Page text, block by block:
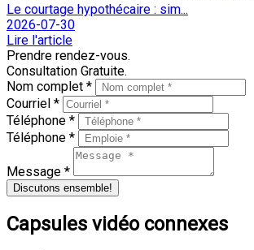
Le courtage hypothécaire : sim...
2026-07-30
Lire l'article
Prendre rendez-vous.
Consultation Gratuite.
Nom complet *
Courriel *
Téléphone *
Téléphone *
Message *
Discutons ensemble!
Capsules vidéo connexes